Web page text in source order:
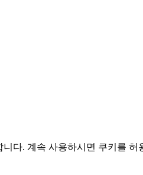
다. 계속 사용하시면 쿠키를